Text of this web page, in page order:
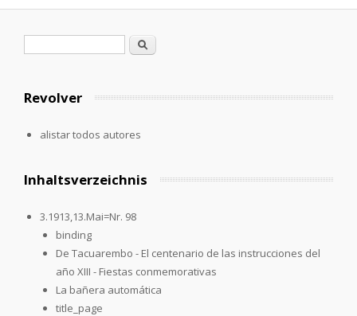
Formulario de búsqueda
Buscar
Revolver
alistar todos autores
Inhaltsverzeichnis
3.1913,13.Mai=Nr. 98
binding
De Tacuarembo - El centenario de las instrucciones del
año XIII - Fiestas conmemorativas
La bañera automática
title_page